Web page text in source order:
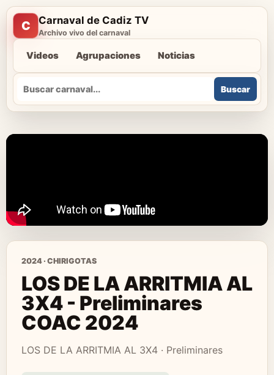
C Carnaval de Cadiz TV
Archivo vivo del carnaval
Videos Agrupaciones Noticias
Buscar
Buscar
2024 · CHIRIGOTAS
LOS DE LA ARRITMIA AL
3X4 - Preliminares
COAC 2024
LOS DE LA ARRITMIA AL 3X4 · Preliminares